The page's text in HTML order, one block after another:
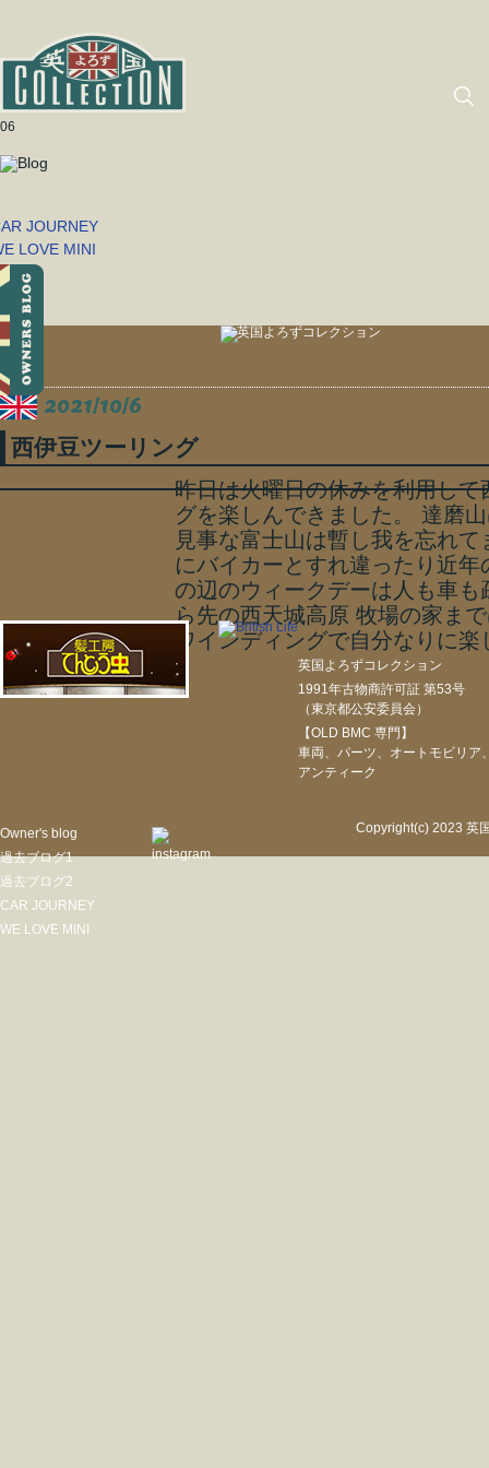
06
2021/10/6
西伊豆ツーリング
昨日は火曜日の休みを利用し
グを楽しんできました。 達磨
見事な富士山は暫し我を忘れ
にバイカーとすれ違ったり近
の辺のウィークデーは人も車
ら先の西天城高原 牧場の家ま
ワインディングで自分なりに楽
英国よろずコレクション
1991年古物商許可証 第53号
（東京都公安委員会）
【OLD BMC 専門】
車両、パーツ、オートモビリア
アンティーク
Owner's blog
過去ブログ1
過去ブログ2
CAR JOURNEY
WE LOVE MINI
Copyright(c) 2023 英